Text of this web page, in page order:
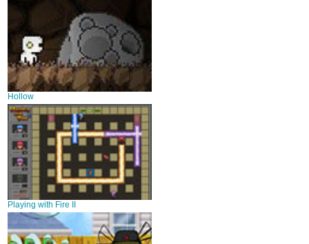
Hollow
Playing with Fire II